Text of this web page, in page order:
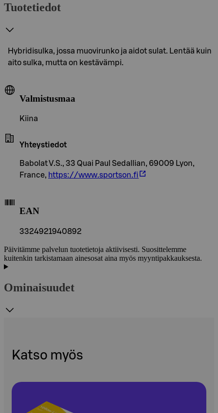
Tuotetiedot
Hybridisulka, jossa muovirunko ja aidot sulat. Lentää kuin
aito sulka, mutta on kestävämpi.
Valmistusmaa
Kiina
Yhteystiedot
Babolat V.S., 33 Quai Paul Sedallian, 69009 Lyon,
France, https://www.sportson.fi
EAN
3324921940892
Päivitämme palvelun tuotetietoja aktiivisesti. Suosittelemme
kuitenkin tarkistamaan ainesosat aina myös myyntipakkauksesta.
Ominaisuudet
Katso myös